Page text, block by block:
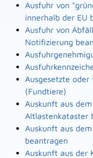
Ausfuhr von
innerhalb der EU
Ausfuhr von
Notifizierung
Ausgesetzte
(Fundtiere)
Auskunft aus
Altlastenkataster
Auskunft aus
beantragen
Auskunft aus der